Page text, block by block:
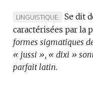
MARQUE
DE
DOMAINE
:
LINGUISTIQUE.
Se dit
caractérisées par la
formes sigmatiques
« jussi », « dixi »
parfait latin.